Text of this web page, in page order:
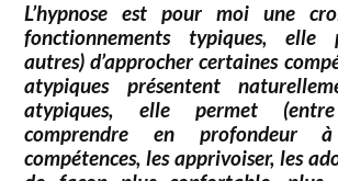
L’hypnose est pour moi une
fonctionnements typiques, elle
autres) d’approcher certaines
atypiques présentent
atypiques, elle permet
comprendre en profondeur
compétences, les apprivoiser, les